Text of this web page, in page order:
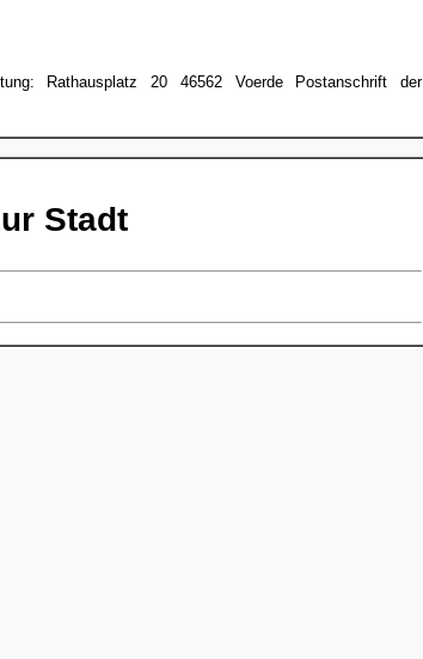
Rathausplatz 20 46562 Voerde Postanschrift der
Stadt